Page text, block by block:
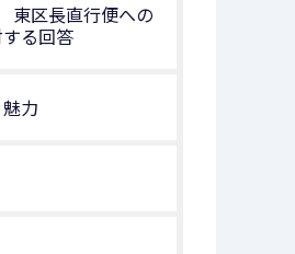
区長直行便への
る回答
力